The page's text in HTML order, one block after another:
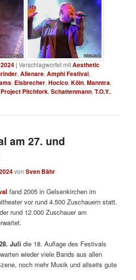
|Verschlagwortet mitAesthetic
,Alienare,Amphi Festival,
, Eisbrecher,Hocico,Köln,Manntra,
Project Pitchfork,Schattenmann,T.O.Y.,
am 27. und
vonSven Bähr
fand 2005 in Gelsenkirchen im
vor rund 4.500 Zuschauern statt.
rund 12.000 Zuschauer am
Juli die 18. Auflage des Festivals
wieder viele Bands aus allen
noch mehr Musik und allseits gute